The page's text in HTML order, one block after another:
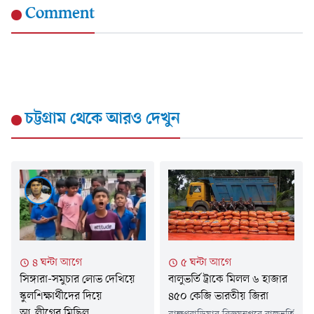
Comment
চট্টগ্রামথেকে আরও দেখুন
৪ ঘন্টা আগে
সিঙ্গারা-সমুচার লোভ দেখিয়ে
স্কুলশিক্ষার্থীদের দিয়ে
৫ ঘন্টা আগে
বালুভর্তি ট্রাকে মিলল ৬ হাজার
৪৫০ কেজি ভারতীয় জিরা